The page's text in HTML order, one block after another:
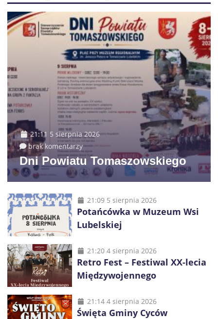
21:11 5 sierpnia 2026
brak komentarzy
Dni Powiatu Tomaszowskiego
21:09 5 sierpnia 2026
Potańcówka w Muzeum Wsi
Lubelskiej
21:20 4 sierpnia 2026
Retro Fest – Festiwal XX-lecia
Międzywojennego
21:14 4 sierpnia 2026
Święta Gminy Cyców